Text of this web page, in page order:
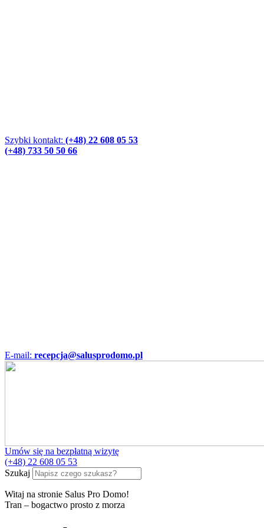
Szybki kontakt: (+48) 22 608 05 53
(+48) 733 50 50 66
E-mail: recepcja@salusprodomo.pl
Umów się na bezpłatną wizytę
(+48) 22 608 05 53
Szukaj
Witaj na stronie Salus Pro Domo!
Tran – bogactwo prosto z morza